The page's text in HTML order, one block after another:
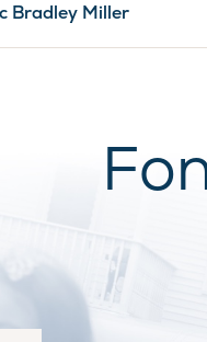
Bradley Miller